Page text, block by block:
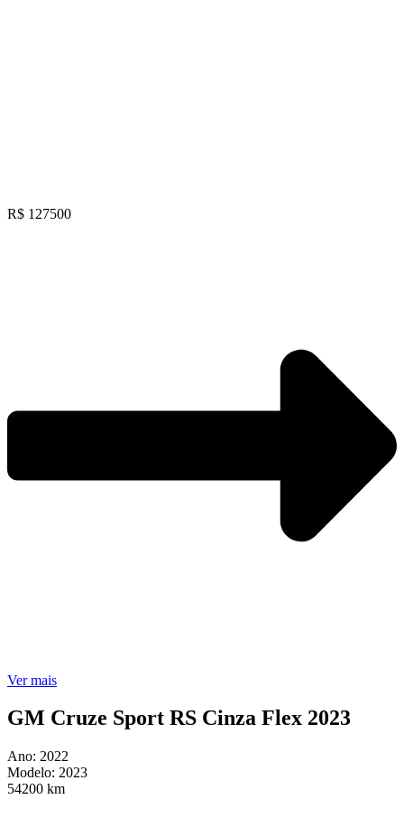
R$ 127500
Ver mais
GM Cruze Sport RS Cinza Flex 2023
Ano: 2022
Modelo: 2023
54200 km